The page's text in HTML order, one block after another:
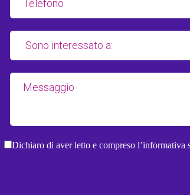
Dichiaro di aver letto e compreso l’informativa